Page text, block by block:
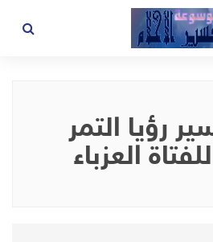
رؤيا التمر
العزباء